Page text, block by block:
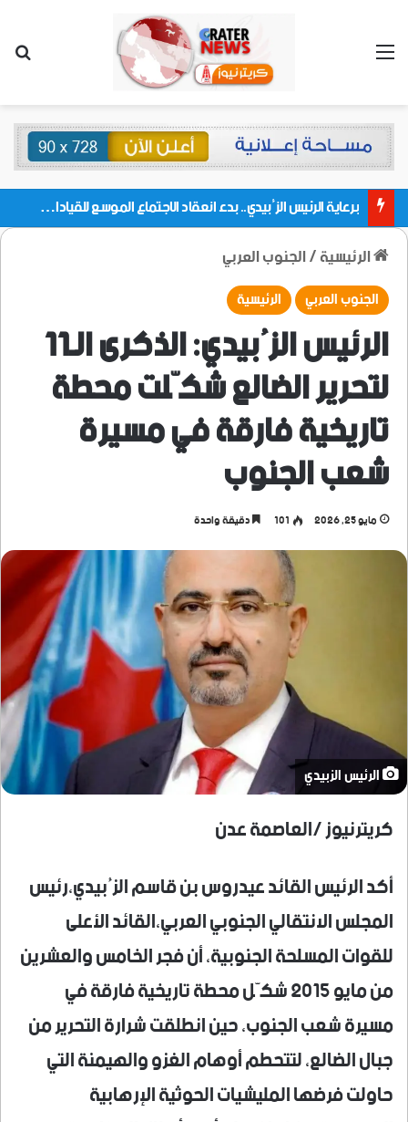
القائمة
برعاية الرئيس الزُبيدي.. بدء انعقاد الاجتماع الموسع للقيادات المحلية بالعاصمة ولمديريات وكتل مجلس العموم ومنسقيات الجامعة بالعاصمة عدن
الرئيسية/الجنوب العربي
الجنوب العربي الرئيسية
الرئيس الزُبيدي: الذكرى الـ11
لتحرير الضالع شكّلت محطة
تاريخية فارقة في مسيرة
شعب الجنوب
مايو 25, 2026 101 دقيقة واحدة
الرئيس الزبيدي
كريترنيوز /العاصمة عدن
أكد الرئيس القائد عيدروس بن قاسم الزُبيدي،رئيس
المجلس الانتقالي الجنوبي العربي،القائد الأعلى
للقوات المسلحة الجنوبية، أن فجر الخامس والعشرين
من مايو 2015 شكّل محطة تاريخية فارقة في
مسيرة شعب الجنوب، حين انطلقت شرارة التحرير من
جبال الضالع، لتتحطم أوهام الغزو والهيمنة التي
حاولت فرضها المليشيات الحوثية الإرهابية